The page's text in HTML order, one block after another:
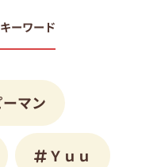
ーワード
ーマン
Ｙｕｕ